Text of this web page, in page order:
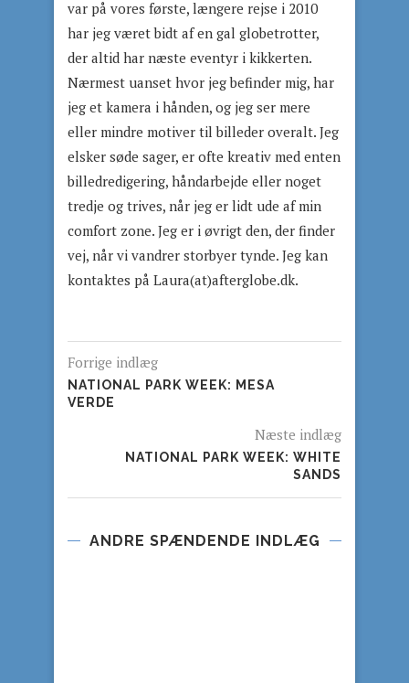
var på vores første, længere rejse i 2010
har jeg været bidt af en gal globetrotter,
der altid har næste eventyr i kikkerten.
Nærmest uanset hvor jeg befinder mig, har
jeg et kamera i hånden, og jeg ser mere
eller mindre motiver til billeder overalt. Jeg
elsker søde sager, er ofte kreativ med enten
billedredigering, håndarbejde eller noget
tredje og trives, når jeg er lidt ude af min
comfort zone. Jeg er i øvrigt den, der finder
vej, når vi vandrer storbyer tynde. Jeg kan
kontaktes på Laura(at)afterglobe.dk.
Forrige indlæg
NATIONAL PARK WEEK: MESA
VERDE
Næste indlæg
NATIONAL PARK WEEK: WHITE
SANDS
ANDRE SPÆNDENDE INDLÆG